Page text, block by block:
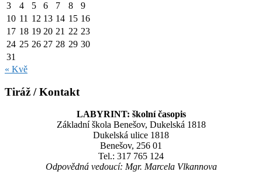
3
4 5 6 7 8
9
10 11 12 13 14 15 16
17 18 19 20 21 22 23
24 25 26 27 28 29 30
31
« Kvě
Tiráž / Kontakt
LABYRINT: školní časopis
Základní škola Benešov, Dukelská 1818
Dukelská ulice 1818
Benešov, 256 01
Tel.: 317 765 124
Odpovědná vedoucí: Mgr. Marcela Vlkannova